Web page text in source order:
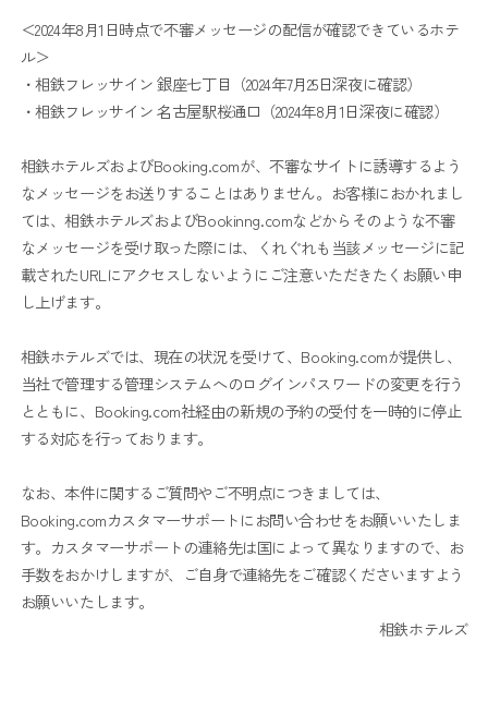
＜2024年8月1日時点で不審メッセージの配信が確認できているホテ
ル＞
・相鉄フレッサイン 銀座七丁目（2024年7月25日深夜に確認）
・相鉄フレッサイン 名古屋駅桜通口（2024年8月1日深夜に確認）
相鉄ホテルズおよびBooking.comが、不審なサイトに誘導するよう
なメッセージをお送りすることはありません。お客様におかれまし
ては、相鉄ホテルズおよびBookinng.comなどからそのような不審
なメッセージを受け取った際には、くれぐれも当該メッセージに記
載されたURLにアクセスしないようにご注意いただきたくお願い申
し上げます。
相鉄ホテルズでは、現在の状況を受けて、Booking.comが提供し、
当社で管理する管理システムへのログインパスワードの変更を行う
とともに、Booking.com社経由の新規の予約の受付を一時的に停止
する対応を行っております。
なお、本件に関するご質問やご不明点につきましては、
Booking.comカスタマーサポートにお問い合わせをお願いいたしま
す。カスタマーサポートの連絡先は国によって異なりますので、お
手数をおかけしますが、ご自身で連絡先をご確認くださいますよう
お願いいたします。
相鉄ホテルズ